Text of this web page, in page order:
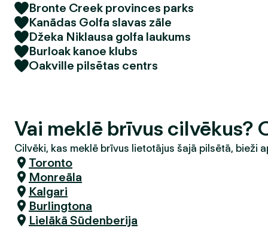
Bronte Creek provinces parks
Kanādas Golfa slavas zāle
Džeka Niklausa golfa laukums
Burloak kanoe klubs
Oakville pilsētas centrs
Vai meklē brīvus cilvēkus?
Cilvēki, kas meklē brīvus lietotājus šajā pilsētā, bieži
Toronto
Monreāla
Kalgari
Burlingtona
Lielākā Sūdenberija